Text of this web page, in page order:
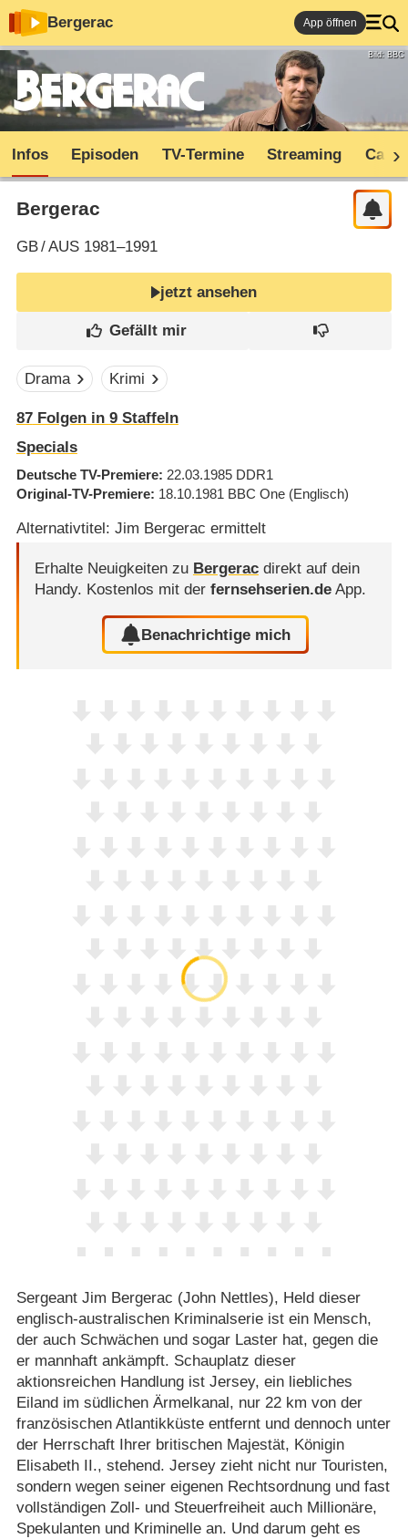
Bergerac App öffnen
Bild: BBC
Infos Episoden TV-Termine Streaming Cast
Bergerac
GB/AUS1981–1991
jetzt ansehen
Drama Krimi
87Folgen in 9Staffeln
Specials
Deutsche TV-Premiere 22.03.1985 DDR1
Original-TV-Premiere 18.10.1981 BBC One (Englisch)
Alternativtitel: Jim Bergerac ermittelt
Erhalte Neuigkeiten zu Bergeracdirekt auf dein
Handy. Kostenlos mit der fernsehserien.deApp.
Benachrichtige mich
Sergeant Jim Bergerac (John Nettles), Held dieser
englisch-australischen Kriminalserie ist ein Mensch,
der auch Schwächen und sogar Laster hat, gegen die
er mannhaft ankämpft. Schauplatz dieser
aktionsreichen Handlung ist Jersey, ein liebliches
Eiland im südlichen Ärmelkanal, nur 22 km von der
französischen Atlantikküste entfernt und dennoch unter
der Herrschaft Ihrer britischen Majestät, Königin
Elisabeth II., stehend. Jersey zieht nicht nur Touristen,
sondern wegen seiner eigenen Rechtsordnung und fast
vollständigen Zoll- und Steuerfreiheit auch Millionäre,
Spekulanten und Kriminelle an. Und darum geht es